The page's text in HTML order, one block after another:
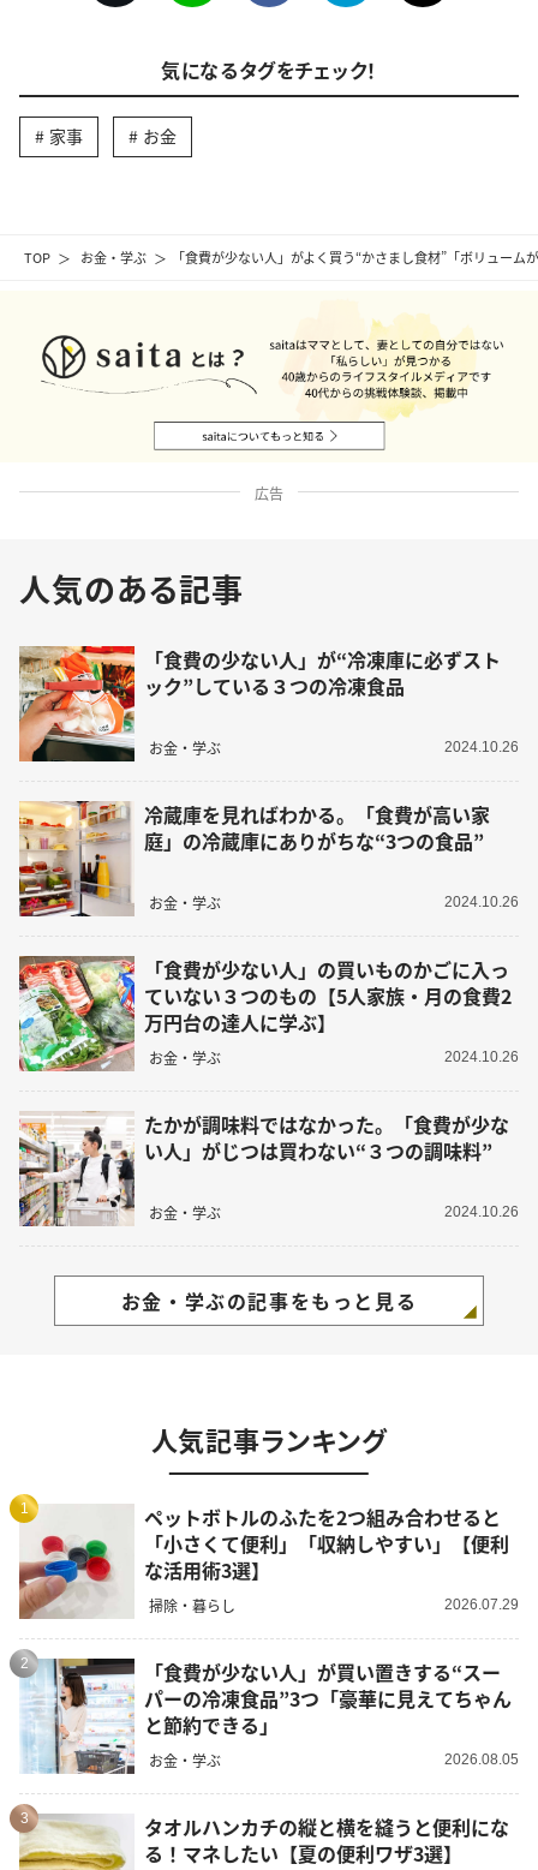
TOP お金・学ぶ 「食費が少ない人」がよく買う“かさまし食材”「ボリューム
気になるタグをチェック！
家事 お金
広告
人気のある記事
「食費の少ない人」が“冷凍庫に必ずスト
ック”している３つの冷凍食品
お金・学ぶ 2024.10.26
冷蔵庫を見ればわかる。「食費が高い家
庭」の冷蔵庫にありがちな“3つの食品”
お金・学ぶ 2024.10.26
「食費が少ない人」の買いものかごに入っ
ていない３つのもの【5人家族・月の食費2
万円台の達人に学ぶ】
お金・学ぶ 2024.10.26
たかが調味料ではなかった。「食費が少な
い人」がじつは買わない“３つの調味料”
お金・学ぶ 2024.10.26
お金・学ぶの記事をもっと見る
人気記事ランキング
1
ペットボトルのふたを2つ組み合わせると
「小さくて便利」「収納しやすい」【便利
な活用術3選】
掃除・暮らし 2026.07.29
2
「食費が少ない人」が買い置きする“スー
パーの冷凍食品”3つ「豪華に見えてちゃん
と節約できる」
お金・学ぶ 2026.08.05
3
タオルハンカチの縦と横を縫うと便利にな
る！マネしたい【夏の便利ワザ3選】